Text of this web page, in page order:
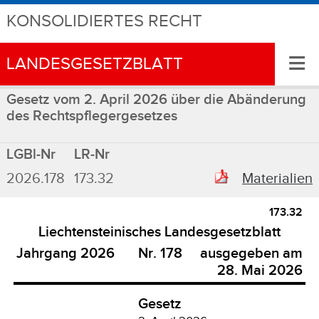
KONSOLIDIERTES RECHT
LANDESGESETZBLATT ≡
Gesetz vom 2. April 2026 über die Abänderung
des Rechtspflegergesetzes
LGBl-Nr
LR-Nr
2026.178 173.32 Materialien